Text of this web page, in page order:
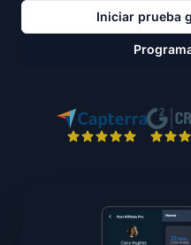
Iniciar prueba